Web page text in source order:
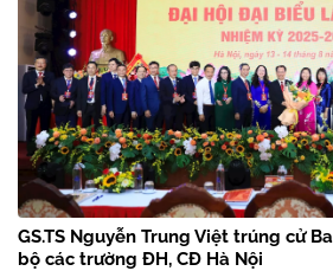
GS.TS Nguyễn Trung Việt trúng cử
bộ các trường ĐH, CĐ Hà Nội